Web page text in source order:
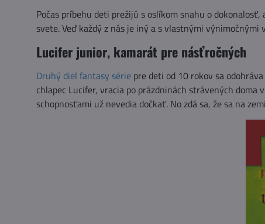
Počas príbehu deti prežijú s oslíkom snahu o
svete. Veď každý z nás je iný a s vlastnými výnimočnými
Lucifer junior, kamarát pre násťročných
Druhý diel fantasy sériepre deti od 10 rokov sa
chlapec Lucifer, vracia po prázdninách strávených
schopnosťami už nevedia dočkať. No zdá sa, že sa na